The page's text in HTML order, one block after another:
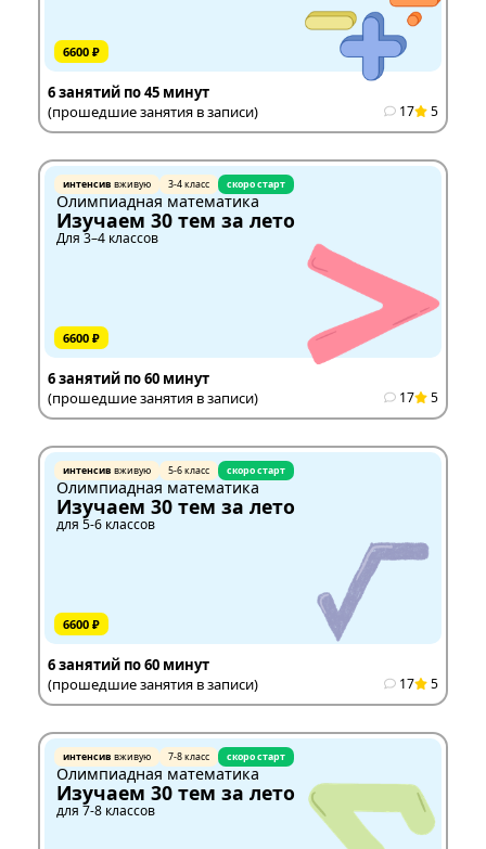
6600 ₽
6 занятий по 45 минут
(прошедшие занятия в записи)
17 5
интенсив вживую 3-4 класс скоро старт
Олимпиадная математика
Изучаем 30 тем за лето
Для 3–4 классов
6600 ₽
6 занятий по 60 минут
(прошедшие занятия в записи)
17 5
интенсив вживую 5-6 класс скоро старт
Олимпиадная математика
Изучаем 30 тем за лето
для 5-6 классов
6600 ₽
6 занятий по 60 минут
(прошедшие занятия в записи)
17 5
интенсив вживую 7-8 класс скоро старт
Олимпиадная математика
Изучаем 30 тем за лето
для 7-8 классов